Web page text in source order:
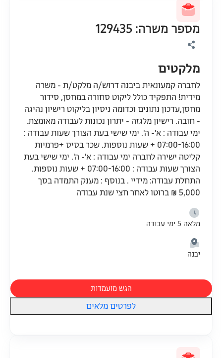
מספר משרה: 129435
מלקטים
לחברה קמעונאית ביבנה דרוש/ה מלקט/ת - משרה
מידית! התפקיד כולל ליקוט סחורה במחסן, סידור
מחסן,עדכון נתונים וכדומה ניסיון בליקוט רישיון נהיגה
- חובה. רישיון מלגזה - יתרון נכונות לעבודה מאומצת.
ימי עבודה : א'- ה'. ימי שישי בעת הצורך שעות עבודה :
07:00-16:00 + שעות נוספות. שכר בסיס +פרמיות
קליטה ישירה לחברה ימי עבודה : א'- ה'. ימי שישי בעת
הצורך שעות עבודה : 07:00-16:00 + שעות נוספות.
התחלת עבודה: מידיי . בנוסף : מענק התמדה בסך
5,000 ₪ ברוטו לאחר חצי שנת עבודה
מלאה 5 ימי עבודה
יבנה
הגש מועמדות
לפרטים מלאים